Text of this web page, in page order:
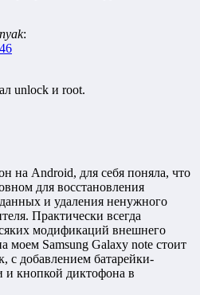
:
unlock и root.
на Android, для себя поняла, что
для восстановления
и удаления ненужного
Практически всегда
модификаций внешнего
моем Samsung Galaxy note стоит
с добавлением батарейки-
и кнопкой диктофона в